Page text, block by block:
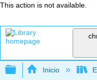
This action is not available.
Expandir/
Inicio